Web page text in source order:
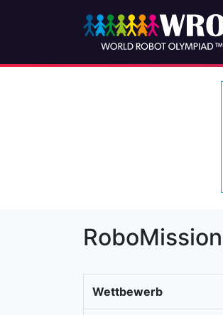
Wettbewerb